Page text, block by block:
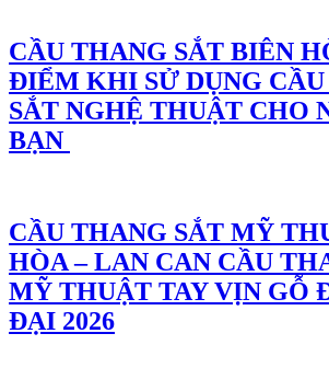
CẦU THANG SẮT BIÊN
ĐIỂM KHI SỬ DỤNG
SẮT NGHỆ THUẬT CHO
BẠN
CẦU THANG SẮT MỸ
HÒA – LAN CAN CẦU
MỸ THUẬT TAY VỊN GỖ
ĐẠI 2026